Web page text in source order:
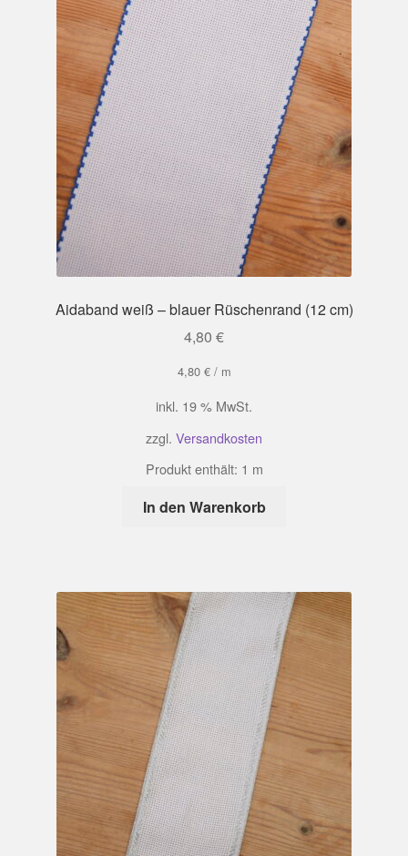
Aidaband weiß – blauer Rüschenrand (12 cm)
4,80 €
4,80 €/ m
inkl. 19 % MwSt.
zzgl. Versandkosten
Produkt enthält: 1 m
In den Warenkorb